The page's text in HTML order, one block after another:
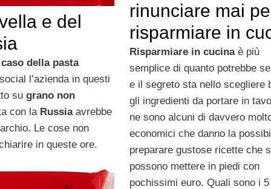
e del
della pasta
l’azienda in questi
su grano non
con la Russiaavrebbe
Le cose non
in queste ore.
rinunciare mai
risparmiare in
Risparmiare in cucinaè più
semplice di quanto potrebbe
e il segreto sta nello scegliere
gli ingredienti da portare in
ne sono alcuni di davvero
economici che danno la
preparare gustose ricette che
possono mettere in piedi con
pochissimi euro. Quali sono i 5